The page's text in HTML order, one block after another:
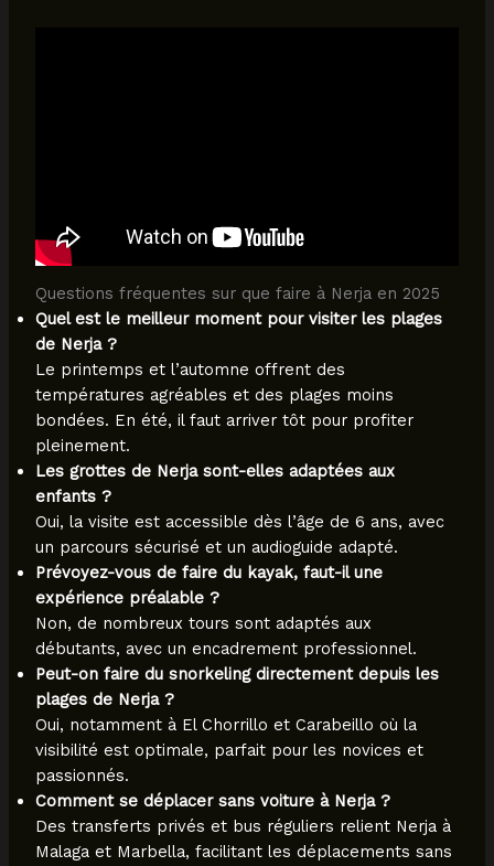
Questions fréquentes sur que faire à Nerja en 2025
Quel est le meilleur moment pour visiter les plages
de Nerja ?
Le printemps et l’automne offrent des
températures agréables et des plages moins
bondées. En été, il faut arriver tôt pour profiter
pleinement.
Les grottes de Nerja sont-elles adaptées aux
enfants ?
Oui, la visite est accessible dès l’âge de 6 ans, avec
un parcours sécurisé et un audioguide adapté.
Prévoyez-vous de faire du kayak, faut-il une
expérience préalable ?
Non, de nombreux tours sont adaptés aux
débutants, avec un encadrement professionnel.
Peut-on faire du snorkeling directement depuis les
plages de Nerja ?
Oui, notamment à El Chorrillo et Carabeillo où la
visibilité est optimale, parfait pour les novices et
passionnés.
Comment se déplacer sans voiture à Nerja ?
Des transferts privés et bus réguliers relient Nerja à
Malaga et Marbella, facilitant les déplacements sans